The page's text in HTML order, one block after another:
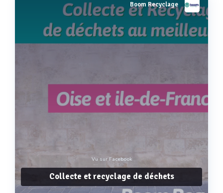
Boom Recyclage
Vu sur Facebook
Collecte et recyclage de déchets